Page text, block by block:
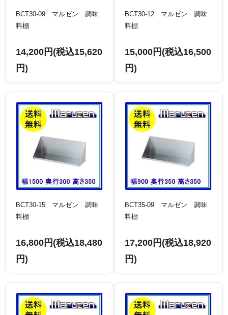
BCT30-09 マルゼン 調味
料棚
14,200円(税込15,620
円)
BCT30-12 マルゼン 調味
料棚
15,000円(税込16,500
円)
BCT30-15 マルゼン 調味
料棚
16,800円(税込18,480
円)
BCT35-09 マルゼン 調味
料棚
17,200円(税込18,920
円)